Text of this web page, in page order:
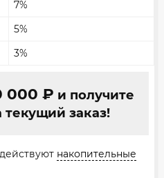
7%
5%
3%
000 ₽ и получите
заказ!
накопительные